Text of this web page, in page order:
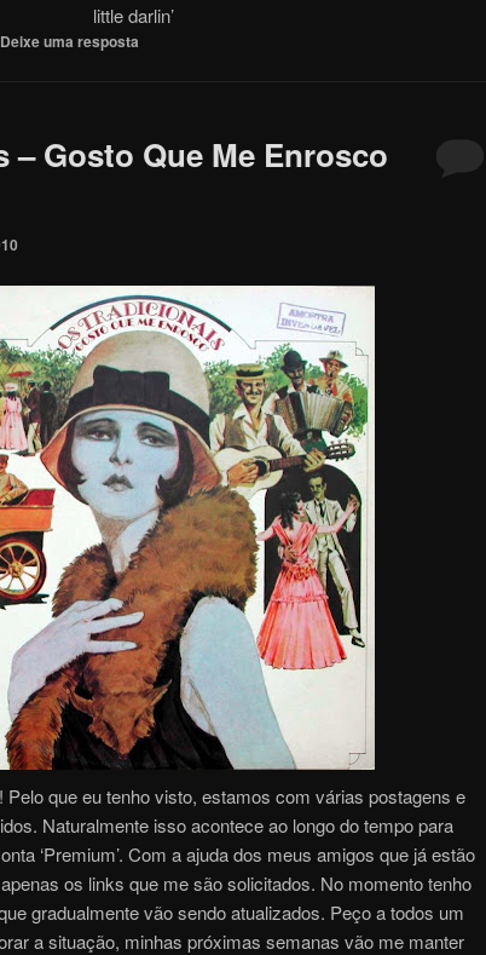
little darlin’
Deixe uma resposta
– Gosto Que Me Enrosco
que eu tenho visto, estamos com várias postagens e
Naturalmente isso acontece ao longo do tempo para
‘Premium’. Com a ajuda dos meus amigos que já estão
os links que me são solicitados. No momento tenho
gradualmente vão sendo atualizados. Peço a todos um
a situação, minhas próximas semanas vão me manter